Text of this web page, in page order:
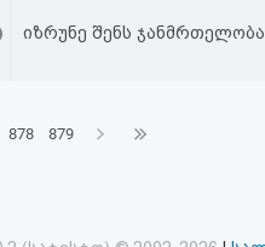
იზრუნე შენს
878 879